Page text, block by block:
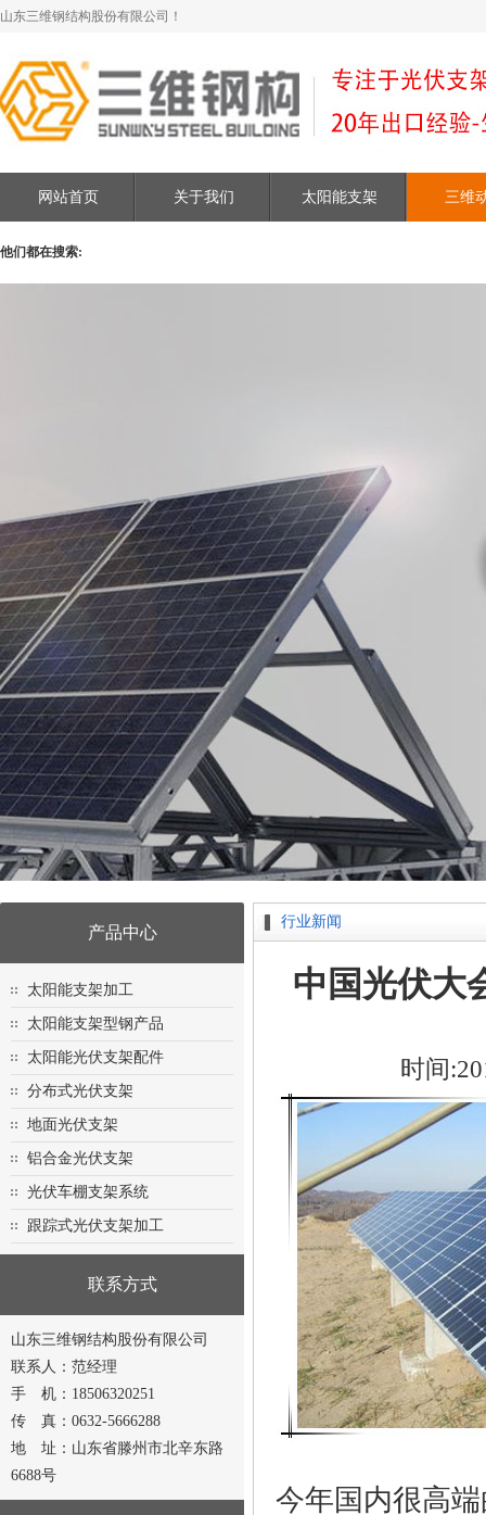
山东三维钢结构股份有限公司！
网站首页 关于我们 太阳能支架 三维
他们都在搜索:
产品中心
太阳能支架加工
太阳能支架型钢产品
太阳能光伏支架配件
分布式光伏支架
地面光伏支架
铝合金光伏支架
光伏车棚支架系统
跟踪式光伏支架加工
联系方式
山东三维钢结构股份有限公司
联系人：范经理
手 机：18506320251
传 真：0632-5666288
地 址：山东省滕州市北辛东路
6688号
行业新闻
中国光伏大
时间
今年国内很高